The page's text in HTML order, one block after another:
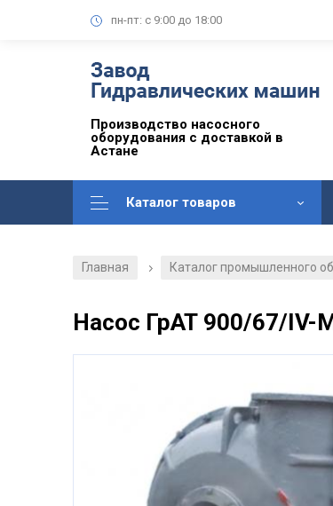
пн-пт: с 9:00 до 18:00
Производство насосного
оборудования с доставкой в
Астане
Каталог товаров
Главная / Каталог промышленного
Насос ГрАТ 900/67/IV-